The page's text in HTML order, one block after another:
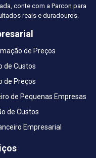
conte com a Parcon para
reais e duradouros.
de Preços
de Custos
de Preços
de Pequenas Empresas
de Custos
Empresarial